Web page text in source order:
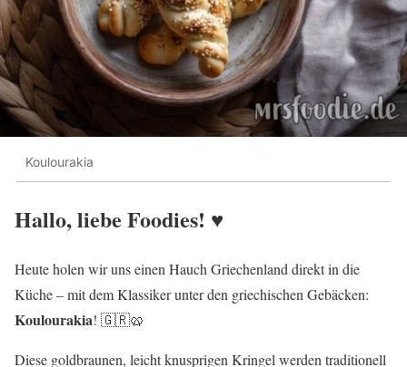
Koulourakia
Hallo, liebe Foodies! ♥︎
Heute holen wir uns einen Hauch Griechenland direkt in die
Küche – mit dem Klassiker unter den griechischen Gebäcken:
Koulourakia! 🇬🇷🥨
Diese goldbraunen, leicht knusprigen Kringel werden traditionell